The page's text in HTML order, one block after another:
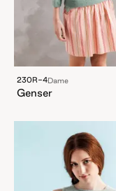
230R-4Dame
Genser